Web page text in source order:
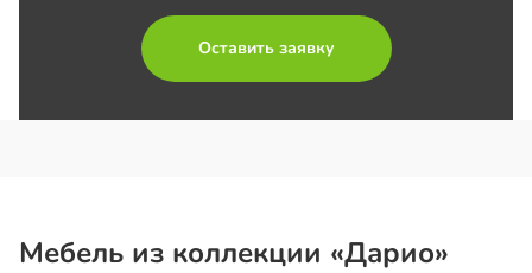
Оставить заявку
Мебель из коллекции «Дарио»